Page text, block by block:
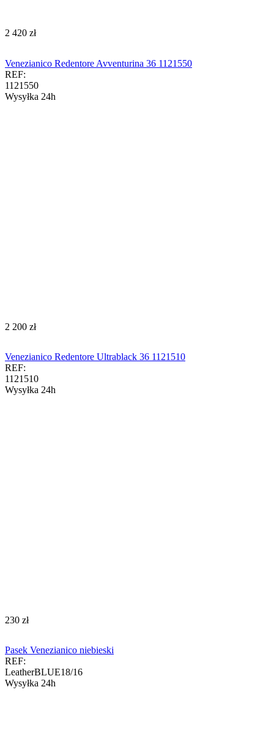
‍2 420‍ zł
Venezianico Redentore Avventurina 36 1121550
REF:
1121550
Wysyłka 24h
‍2 200‍ zł
Venezianico Redentore Ultrablack 36 1121510
REF:
1121510
Wysyłka 24h
‍230‍ zł
Pasek Venezianico niebieski
REF:
LeatherBLUE18/16
Wysyłka 24h